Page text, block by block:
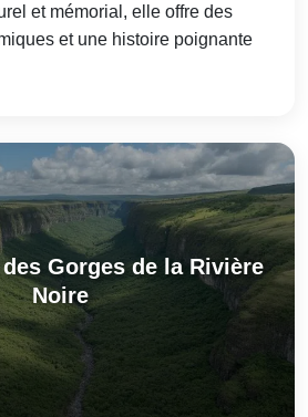
et mémorial, elle offre des
et une histoire poignante
Gorges de la Rivière
Noire